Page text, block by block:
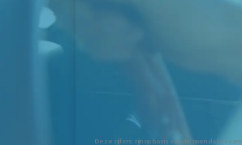
Deze cijfers zijn op basis van de open data